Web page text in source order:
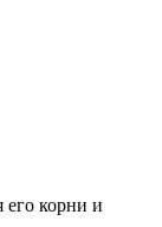
корни и